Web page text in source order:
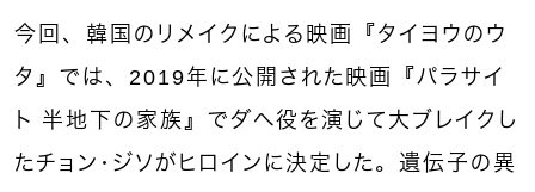
今回、韓国のリメイクによる映画『タイヨウのウ
タ』では、2019年に公開された映画『パラサイ
ト 半地下の家族』でダヘ役を演じて大ブレイクし
たチョン・ジソがヒロインに決定した。遺伝子の異